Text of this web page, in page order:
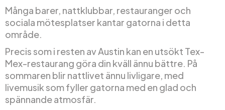
Många barer, nattklubbar, restauranger och
sociala mötesplatser kantar gatorna i detta
område.
Precis som i resten av Austin kan en utsökt Tex-
Mex-restaurang göra din kväll ännu bättre. På
sommaren blir nattlivet ännu livligare, med
livemusik som fyller gatorna med en glad och
spännande atmosfär.